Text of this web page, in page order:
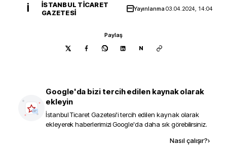
İ
İSTANBUL TICARET
GAZETESI
Yayınlanma03.04.2024, 14:04
Paylaş
N
Google'da bizi tercih edilen kaynak olarak
ekleyin
İstanbul Ticaret Gazetesi'i tercih edilen kaynak olarak
ekleyerek haberlerimizi Google'da daha sık görebilirsiniz.
Nasıl çalışır?›